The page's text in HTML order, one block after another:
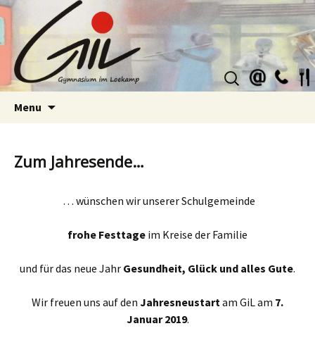
Suchen
nach:
Menu
Zum Jahresende…
… wünschen wir unserer Schulgemeinde
frohe Festtage im Kreise der Familie
und für das neue Jahr Gesundheit, Glück und alles Gute.
Wir freuen uns auf den Jahresneustartam GiL am 7.
Januar 2019.